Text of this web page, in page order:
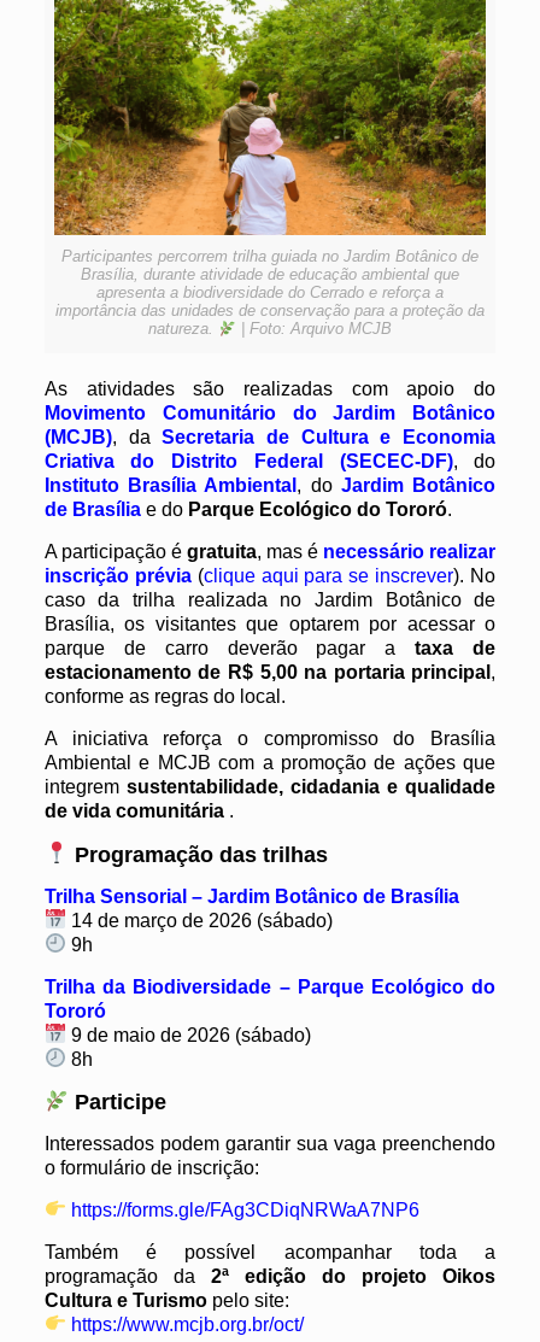
Participantes percorrem trilha guiada no Jardim Botânico de
Brasília, durante atividade de educação ambiental que
apresenta a biodiversidade do Cerrado e reforça a
importância das unidades de conservação para a proteção da
natureza.
| Foto: Arquivo MCJB
As atividades são realizadas com apoio do
Movimento Comunitário do Jardim Botânico
(MCJB), daSecretaria de Cultura e Economia
Criativa do Distrito Federal (SECEC-DF), do
Instituto Brasília Ambiental , do Jardim Botânico
de Brasíliae do Parque Ecológico do Tororó.
A participação é gratuita, mas é necessário realizar
inscrição prévia(clique aqui para se inscrever). No
caso da trilha realizada no Jardim Botânico de
Brasília, os visitantes que optarem por acessar o
parque de carro deverão pagar ataxa de
estacionamento de R$ 5,00 na portaria principal ,
conforme as regras do local.
A iniciativa reforça o compromisso do Brasília
Ambiental e MCJB com a promoção de ações que
integrem sustentabilidade, cidadania e qualidade
de vida comunitária.
Programação das trilhas
Trilha Sensorial – Jardim Botânico de Brasília
14 de março de 2026 (sábado)
9h
Trilha da Biodiversidade – Parque Ecológico do
Tororó
9 de maio de 2026 (sábado)
8h
Participe
Interessados podem garantir sua vaga preenchendo
o formulário de inscrição:
https://forms.gle/FAg3CDiqNRWaA7NP6
Também é possível acompanhar toda a
programação da 2ª edição do projeto Oikos
Cultura e Turismopelo site:
https://www.mcjb.org.br/oct/